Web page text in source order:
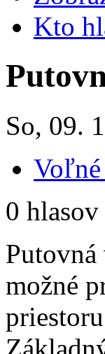
Kto
So, 09.
Voľné
0 hlasov
možné